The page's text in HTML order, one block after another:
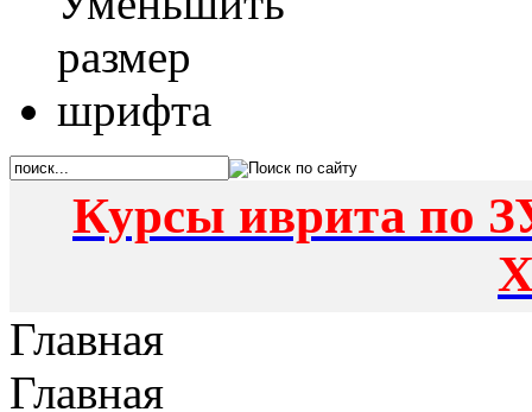
Курсы иврита по
Главная
Главная